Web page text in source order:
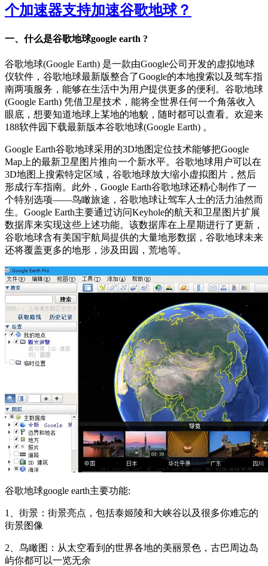
个加速器支持加速谷歌地球？
一、什么是谷歌地球google earth ?
谷歌地球(Google Earth) 是一款由Google公司开发的虚拟地球
仪软件，谷歌地球最新版整合了Google的本地搜索以及驾车指
南两项服务，能够在生活中为用户提供更多的便利。谷歌地球
(Google Earth) 凭借卫星技术，能将全世界任何一个角落收入
眼底，想要知道地球上某地的地貌，随时都可以查看。欢迎来
188软件园下载最新版本谷歌地球(Google Earth) 。
Google Earth谷歌地球采用的3D地图定位技术能够把Google
Map上的最新卫星图片推向一个新水平。谷歌地球用户可以在
3D地图上搜索特定区域，谷歌地球放大缩小虚拟图片，然后
形成行车指南。此外，Google Earth谷歌地球还精心制作了一
个特别选项——鸟瞰旅途，谷歌地球让驾车人士的活力油然而
生。Google Earth主要通过访问Keyhole的航天和卫星图片扩展
数据库来实现这些上述功能。该数据库在上星期进行了更新，
谷歌地球含有美国宇航局提供的大量地形数据，谷歌地球未来
还将覆盖更多的地形，涉及田园，荒地等。
谷歌地球google earth主要功能:
1、街景：街景亮点，包括泰姬陵和大峡谷以及很多你难忘的
街景图像
2、鸟瞰图：从太空看到的世界各地的美丽景色，古巴周边岛
屿你都可以一览无余